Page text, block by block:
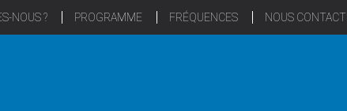
NOUS ? PROGRAMME FRÉQUENCES NOUS